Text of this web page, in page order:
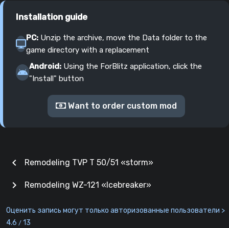
Installation guide
PC: Unzip the archive, move the Data folder to the
game directory with a replacement
Android: Using the ForBlitz application, click the
"Install" button
Want to order custom mod
chevron_left Remodeling TVP T 50/51 «storm»
Remodeling WZ-121 «Icebreaker»
chevron_right
Оценить запись могут только авторизованные пользователи >
4.6 / 13